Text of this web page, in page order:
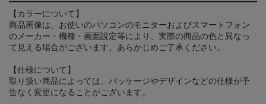
【カラーについて】
商品画像は、お使いのパソコンのモニターおよびスマートフォン
のメーカー・機種・画面設定等により、実際の商品の色と異なっ
て見える場合がございます。あらかじめご了承ください。
【仕様について】
取り扱い商品によっては、パッケージやデザインなどの仕様が予
告なく変更になることがございます。